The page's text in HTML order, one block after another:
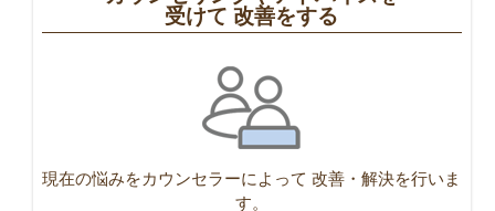
受けて 改善をする
現在の悩みをカウンセラーによって 改善・解決を行いま
す。